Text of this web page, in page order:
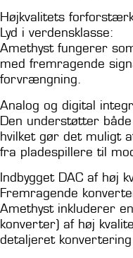
Højkvalitets
Lyd i verdensklasse:
Amethyst fungerer
med fremragende
forvrængning.
Analog og digital
Den understøtter
hvilket gør det muligt
fra pladespillere til
Indbygget DAC af høj
Fremragende
Amethyst inkluderer
konverter) af høj
detaljeret